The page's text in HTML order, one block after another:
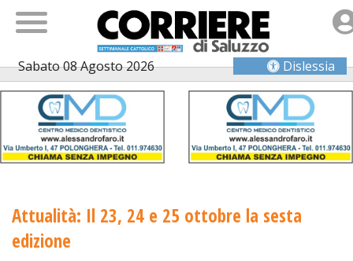
Sabato 08 Agosto 2026 Dislessia
Attualità: Il 23, 24 e 25 ottobre la sesta
edizione